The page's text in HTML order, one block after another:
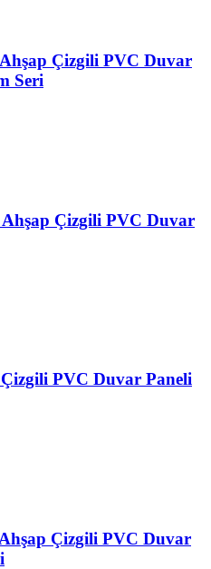
Çizgili PVC Duvar
Seri
Çizgili PVC Duvar
PVC Duvar Paneli
Çizgili PVC Duvar